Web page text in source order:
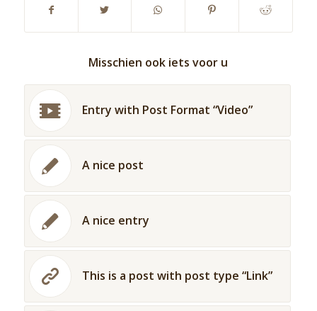
Misschien ook iets voor u
Entry with Post Format “Video”
A nice post
A nice entry
This is a post with post type “Link”